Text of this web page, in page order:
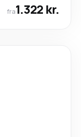
fra1.322 kr.